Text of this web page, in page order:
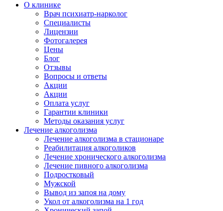
О клинике
Врач психиатр-нарколог
Специалисты
Лицензии
Фотогалерея
Цены
Блог
Отзывы
Вопросы и ответы
Акции
Акции
Оплата услуг
Гарантии клиники
Методы оказания услуг
Лечение алкоголизма
Лечение алкоголизма в стационаре
Реабилитация алкоголиков
Лечение хронического алкоголизма
Лечение пивного алкоголизма
Подростковый
Мужской
Вывод из запоя на дому
Укол от алкоголизма на 1 год